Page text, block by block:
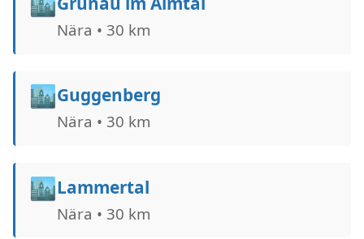
Nära • 30 km
🏙️Guggenberg
Nära • 30 km
🏙️Lammertal
Nära • 30 km